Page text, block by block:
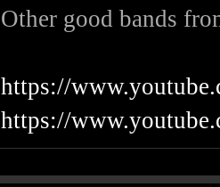
Other good bands
https://
https://